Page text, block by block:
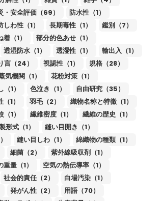
・安全評価（69）
防水性（1）
しわ性（1） 長期毒性（1）
鑑別（7）
（1）
部分的色あせ（1）
透湿防水（1） 透湿性（1）
輸出入（1）
言（24）
視認性（1）
規格（28）
気機関（1）
花粉対策（1）
1）
色泣き（1）
自由研究（35）
1） 羽毛（2）
織物名称と特徴（1）
1）
繊維密度（1）
繊維の歴史（1）
形式（1）
縫い目開き（1）
縫い目しわ（1）
綿織物の種類（1）
細菌（2）
紫外線吸収剤（1）
量（1）
空気の熱伝導率（1）
社会的責任（2）
白場汚染（1）
発がん性（2）
用語（70）